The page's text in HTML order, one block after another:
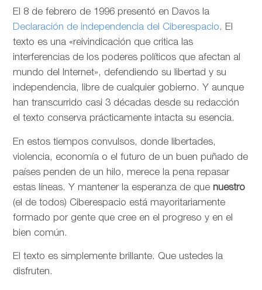
El 8 de febrero de 1996 presentó en Davos la
Declaración de independencia del Ciberespacio. El
texto es una «reivindicación que critica las
interferencias de los poderes políticos que afectan al
mundo del Internet», defendiendo su libertad y su
independencia, libre de cualquier gobierno. Y aunque
han transcurrido casi 3 décadas desde su redacción
el texto conserva prácticamente intacta su esencia.
En estos tiempos convulsos, donde libertades,
violencia, economía o el futuro de un buen puñado de
países penden de un hilo, merece la pena repasar
estas líneas. Y mantener la esperanza de que nuestro
(el de todos) Ciberespacio está mayoritariamente
formado por gente que cree en el progreso y en el
bien común.
El texto es simplemente brillante. Que ustedes la
disfruten.